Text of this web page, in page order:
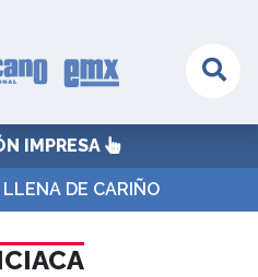
IMPRESA
DE CARIÑO